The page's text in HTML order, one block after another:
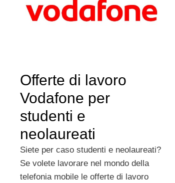
Offerte di lavoro
Vodafone per
studenti e
neolaureati
Siete per caso studenti e neolaureati?
Se volete lavorare nel mondo della
telefonia mobile le offerte di lavoro